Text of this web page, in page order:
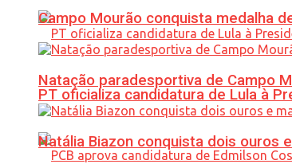
PT oficializa candidatura de Lula à
Campo Mourão conquista medalha
Natação paradesportiva de Campo
Natália Biazon conquista dois ouros